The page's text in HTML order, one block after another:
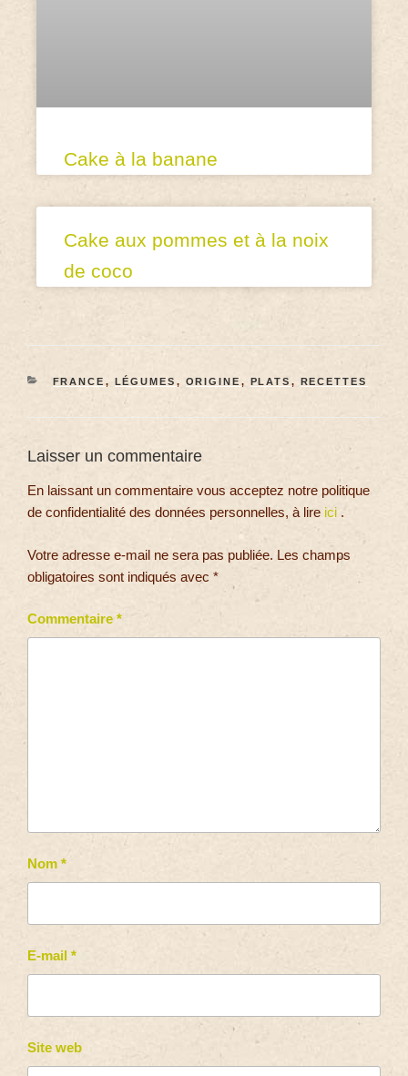
Cake à la banane
Cake aux pommes et à la noix
de coco
FRANCE , LÉGUMES , ORIGINE , PLATS , RECETTES
Laisser un commentaire
En laissant un commentaire vous acceptez notre politique
de confidentialité des données personnelles, à lire ici .
Votre adresse e-mail ne sera pas publiée. Les champs
obligatoires sont indiqués avec *
Commentaire *
Nom *
E-mail *
Site web